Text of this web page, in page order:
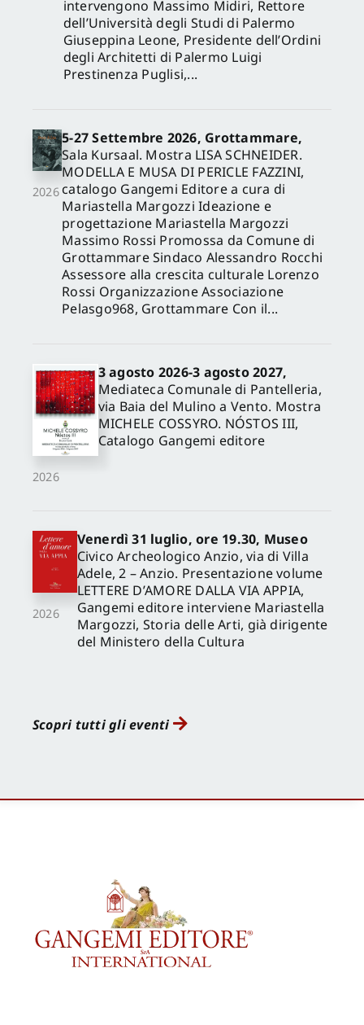
intervengono Massimo Midiri, Rettore
dell’Università degli Studi di Palermo
Giuseppina Leone, Presidente dell’Ordini
degli Architetti di Palermo Luigi
Prestinenza Puglisi,...
2026
5-27 Settembre 2026, Grottammare,
Sala Kursaal. Mostra LISA SCHNEIDER.
MODELLA E MUSA DI PERICLE FAZZINI,
catalogo Gangemi Editore a cura di
Mariastella Margozzi Ideazione e
progettazione Mariastella Margozzi
Massimo Rossi Promossa da Comune di
Grottammare Sindaco Alessandro Rocchi
Assessore alla crescita culturale Lorenzo
Rossi Organizzazione Associazione
Pelasgo968, Grottammare Con il...
2026
3 agosto 2026-3 agosto 2027,
Mediateca Comunale di Pantelleria,
via Baia del Mulino a Vento. Mostra
MICHELE COSSYRO. NÓSTOS III,
Catalogo Gangemi editore
2026
Venerdì 31 luglio, ore 19.30, Museo
Civico Archeologico Anzio, via di Villa
Adele, 2 – Anzio. Presentazione volume
LETTERE D’AMORE DALLA VIA APPIA,
Gangemi editore interviene Mariastella
Margozzi, Storia delle Arti, già dirigente
del Ministero della Cultura
Scopri tutti gli eventi